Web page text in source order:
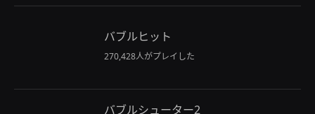
バブルヒット
270,428人がプレイした
バブルシューター2